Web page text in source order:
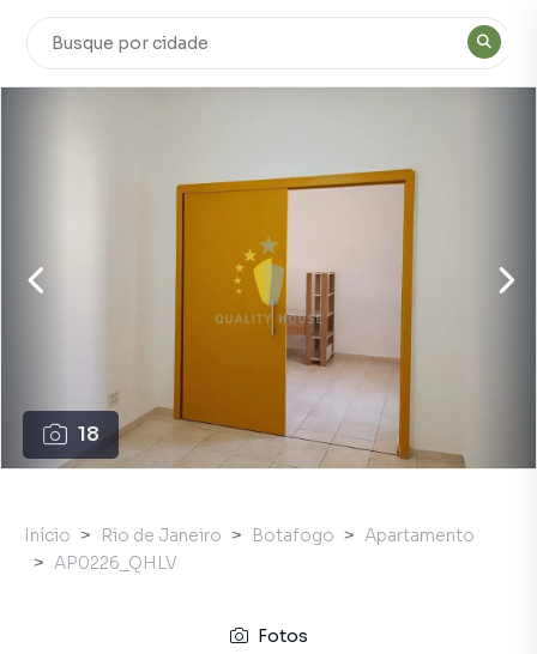
18
Início Rio de Janeiro Botafogo
Apartamento
AP0226_QHLV
Fotos